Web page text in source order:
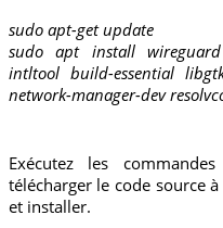
sudo apt-get update
sudo apt install
intltool build-essential
network-manager-dev
Exécutez les
télécharger le code source
et installer.